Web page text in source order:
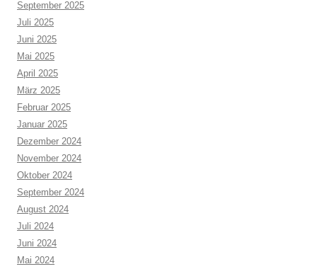
September 2025
Juli 2025
Juni 2025
Mai 2025
April 2025
März 2025
Februar 2025
Januar 2025
Dezember 2024
November 2024
Oktober 2024
September 2024
August 2024
Juli 2024
Juni 2024
Mai 2024